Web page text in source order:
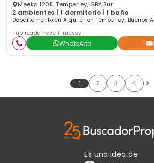
Meeks 1205, Temperley, GBA Sur
2 ambientes | 1 dormitorio | 1 baño
Departamento en Alquiler en Temperley, Buenos
Publicado hace 11 meses
WhatsApp
1 2 3 4
Es una idea de